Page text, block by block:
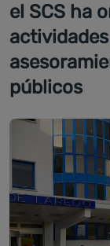
el SCS ha
públicos